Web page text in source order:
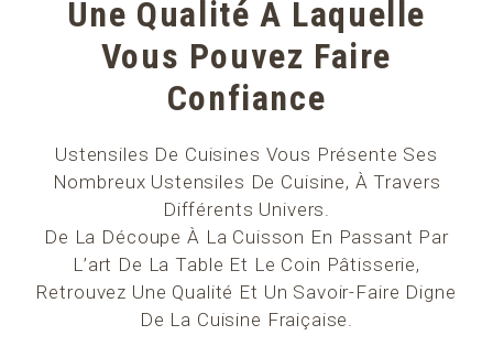
Une Qualité À Laquelle
Vous Pouvez Faire
Confiance
Ustensiles De Cuisines Vous Présente Ses
Nombreux Ustensiles De Cuisine, À Travers
Différents Univers.
De La Découpe À La Cuisson En Passant Par
L’art De La Table Et Le Coin Pâtisserie,
Retrouvez Une Qualité Et Un Savoir-Faire Digne
De La Cuisine Fraiçaise.